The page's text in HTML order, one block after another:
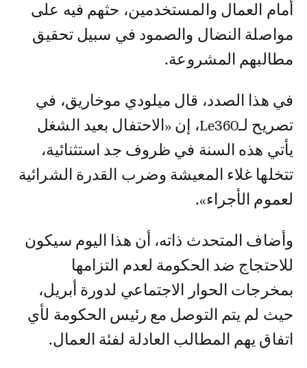
أمام العمال والمستخدمين، حثهم فيه على
مواصلة النضال والصمود في سبيل تحقيق
مطالبهم المشروعة.
في هذا الصدد، قال ميلودي موخاريق، في
تصريح لـLe360، إن «الاحتفال بعيد الشغل
يأتي هذه السنة في ظروف جد استثنائية،
تتخلها غلاء المعيشة وضرب القدرة الشرائية
لعموم الأجراء».
وأضاف المتحدث ذاته، أن هذا اليوم سيكون
للاحتجاج ضد الحكومة لعدم التزامها
بمخرجات الحوار الاجتماعي لدورة أبريل،
حيث لم يتم التوصل مع رئيس الحكومة لأي
اتفاق يهم المطالب العادلة لفئة العمال.